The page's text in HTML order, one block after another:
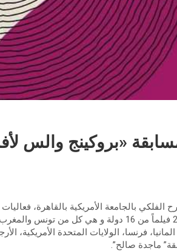
دولة في مسابقة «بروكينج
اليوم الجمعة 13 جانفي 2023، بمسرح الفلكي بالجامعة الأمريكية
“بروكينج والس لأفلام الرقص”، و ذلك بمشاركة 26 فيلماً من 16
المانيا، فرنسا، الولايات المتحدة الأمريكية،
ماجدة صالح”.